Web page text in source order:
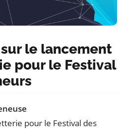
le lancement
pour le Festival
pour le Festival des